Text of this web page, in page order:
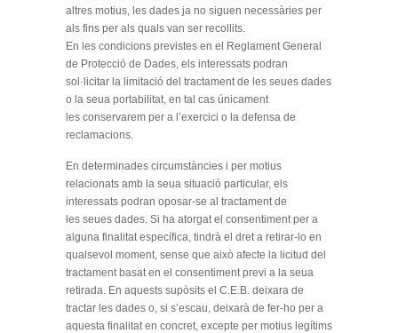
altres motius, les dades ja no siguen necessàries per
als fins per als quals van ser recollits.
En les condicions previstes en el Reglament General
de Protecció de Dades, els interessats podran
sol·licitar la limitació del tractament de les seues dades
o la seua portabilitat, en tal cas únicament
les conservarem per a l’exercici o la defensa de
reclamacions.
En determinades circumstàncies i per motius
relacionats amb la seua situació particular, els
interessats podran oposar-se al tractament de
les seues dades. Si ha atorgat el consentiment per a
alguna finalitat específica, tindrà el dret a retirar-lo en
qualsevol moment, sense que això afecte la licitud del
tractament basat en el consentiment previ a la seua
retirada. En aquests supòsits el C.E.B. deixara de
tractar les dades o, si s’escau, deixarà de fer-ho per a
aquesta finalitat en concret, excepte per motius legítims